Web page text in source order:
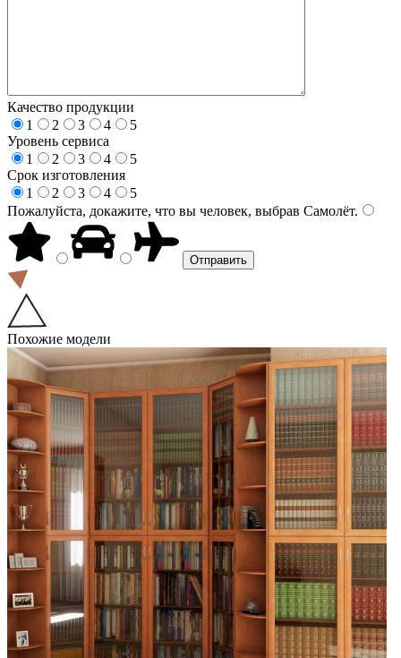
Качество продукции
1
2 3 4
5
Уровень сервиса
1
2 3 4
5
Срок изготовления
1
2 3 4
5
Пожалуйста, докажите, что вы человек, выбрав Самолёт.
Похожие модели